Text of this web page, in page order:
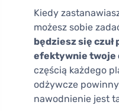
Kiedy
możesz sobie
będziesz się
efektywnie twoje
częścią każdego
odżywcze
nawodnienie jest